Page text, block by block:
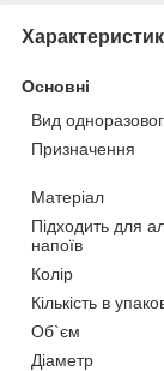
Основні
Вид
Призначення
Матеріал
Підходить для
напоїв
Колір
Кількість в
Об`єм
Діаметр